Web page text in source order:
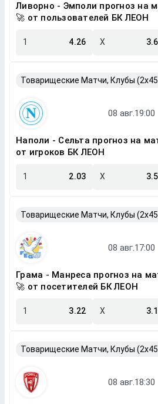
Ливорно - Эмполи прогноз на
🚀 от пользователей БК ЛЕОН
1 4.26 X
Наполи - Сельта прогноз на
от игроков БК ЛЕОН
1 2.03 X
Грама - Манреса прогноз на
🚀 от посетителей БК ЛЕОН
1 3.22 X